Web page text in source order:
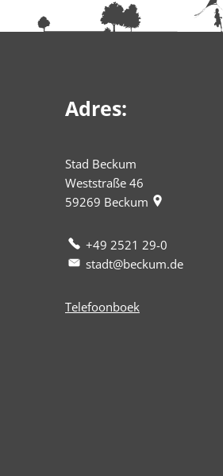
Adres:
Stad Beckum
Weststraße 46
59269 Beckum
+49 2521 29-0
stadt@beckum.de
Telefoonboek